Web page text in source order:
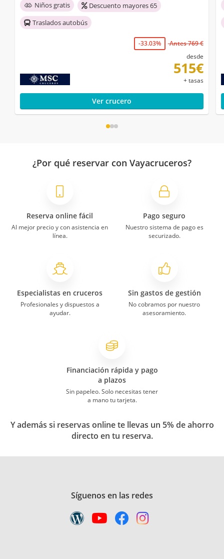
Niños gratis
Descuento mayores 65
Traslados autobús
-33.03%
Antes 769 €
desde
515€
+ tasas
Ver crucero
¿Por qué reservar con Vayacruceros?
Reserva online fácil
Al mejor precio y con asistencia en
línea.
Pago seguro
Nuestro sistema de pago es
securizado.
Especialistas en cruceros
Profesionales y dispuestos a
ayudar.
Sin gastos de gestión
No cobramos por nuestro
asesoramiento.
Financiación rápida y pago
a plazos
Sin papeleo. Solo necesitas tener
a mano tu tarjeta.
Y además si reservas online te llevas un 5% de ahorro
directo en tu reserva.
Síguenos en las redes